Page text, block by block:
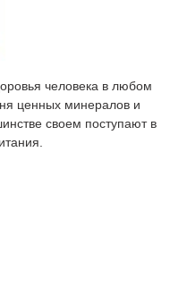
человека в любом
ценных минералов и
своем поступают в